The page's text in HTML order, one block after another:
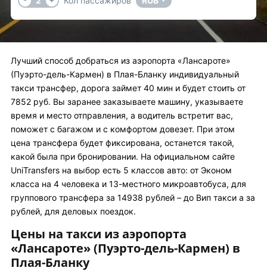
Лучший способ добраться из аэропорта «Лансароте»
(Пуэрто-дель-Кармен) в Плая-Бланку индивидуальный
такси трансфер, дорога займет 40 мин и будет стоить от
7852 руб. Вы заранее заказываете машину, указываете
время и место отправления, а водитель встретит вас,
поможет с багажом и с комфортом довезет. При этом
цена трансфера будет фиксирована, останется такой,
какой была при бронировании. На официальном сайте
UniTransfers на выбор есть 5 классов авто: от Эконом
класса на 4 человека и 13-местного микроавтобуса, для
группового трансфера за 14938 рублей – до Вип такси а за
рублей, для деловых поездок.
Цены на такси из аэропорта
«Лансароте» (Пуэрто-дель-Кармен) в
Плая-Бланку